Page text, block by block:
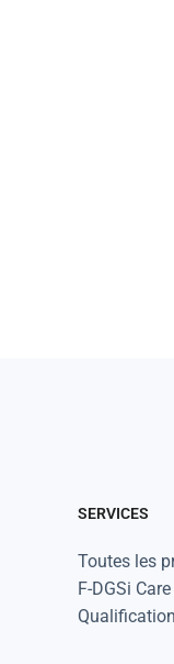
SERVICES
Toutes les
F-DGSi Care